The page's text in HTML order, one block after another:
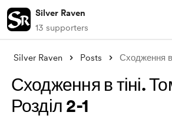
Silver Raven
13 supporters
Silver Raven Posts
Сходження в тіні.
Розділ 2-1